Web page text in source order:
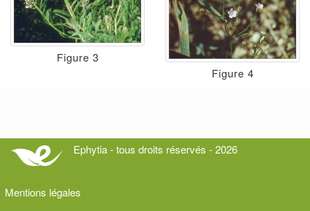
Figure 3
Figure 4
Ephytia - tous droits réservés - 2026
Mentions légales